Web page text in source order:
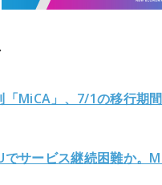
「MiCA」、7/1の移行期
でサービス継続困難か。